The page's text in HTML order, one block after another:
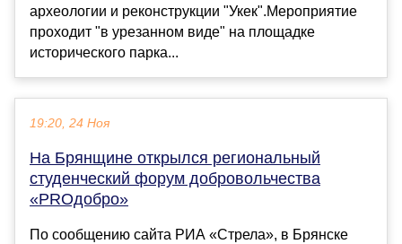
археологии и реконструкции "Укек".Мероприятие
проходит "в урезанном виде" на площадке
исторического парка...
19:20, 24 Ноя
На Брянщине открылся региональный
студенческий форум добровольчества
«PROдобро»
По сообщению сайта РИА «Стрела», в Брянске